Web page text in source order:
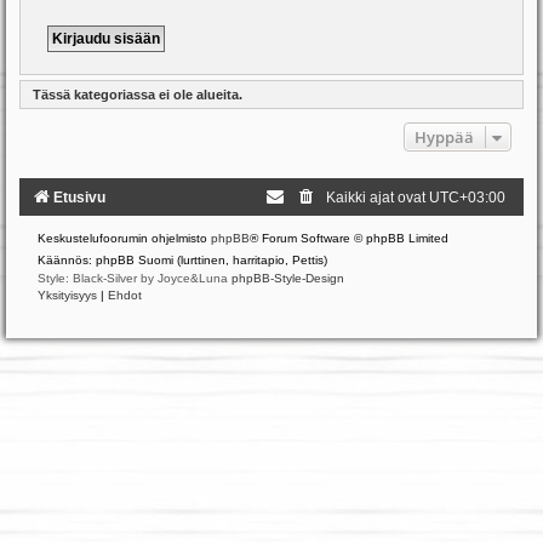
Tässä kategoriassa ei ole alueita.
Hyppää
Etusivu Kaikki ajat ovat UTC+03:00
Keskustelufoorumin ohjelmisto phpBB® Forum Software © phpBB Limited
Käännös: phpBB Suomi (lurttinen, harritapio, Pettis)
Style: Black-Silver by Joyce&Luna phpBB-Style-Design
Yksityisyys | Ehdot